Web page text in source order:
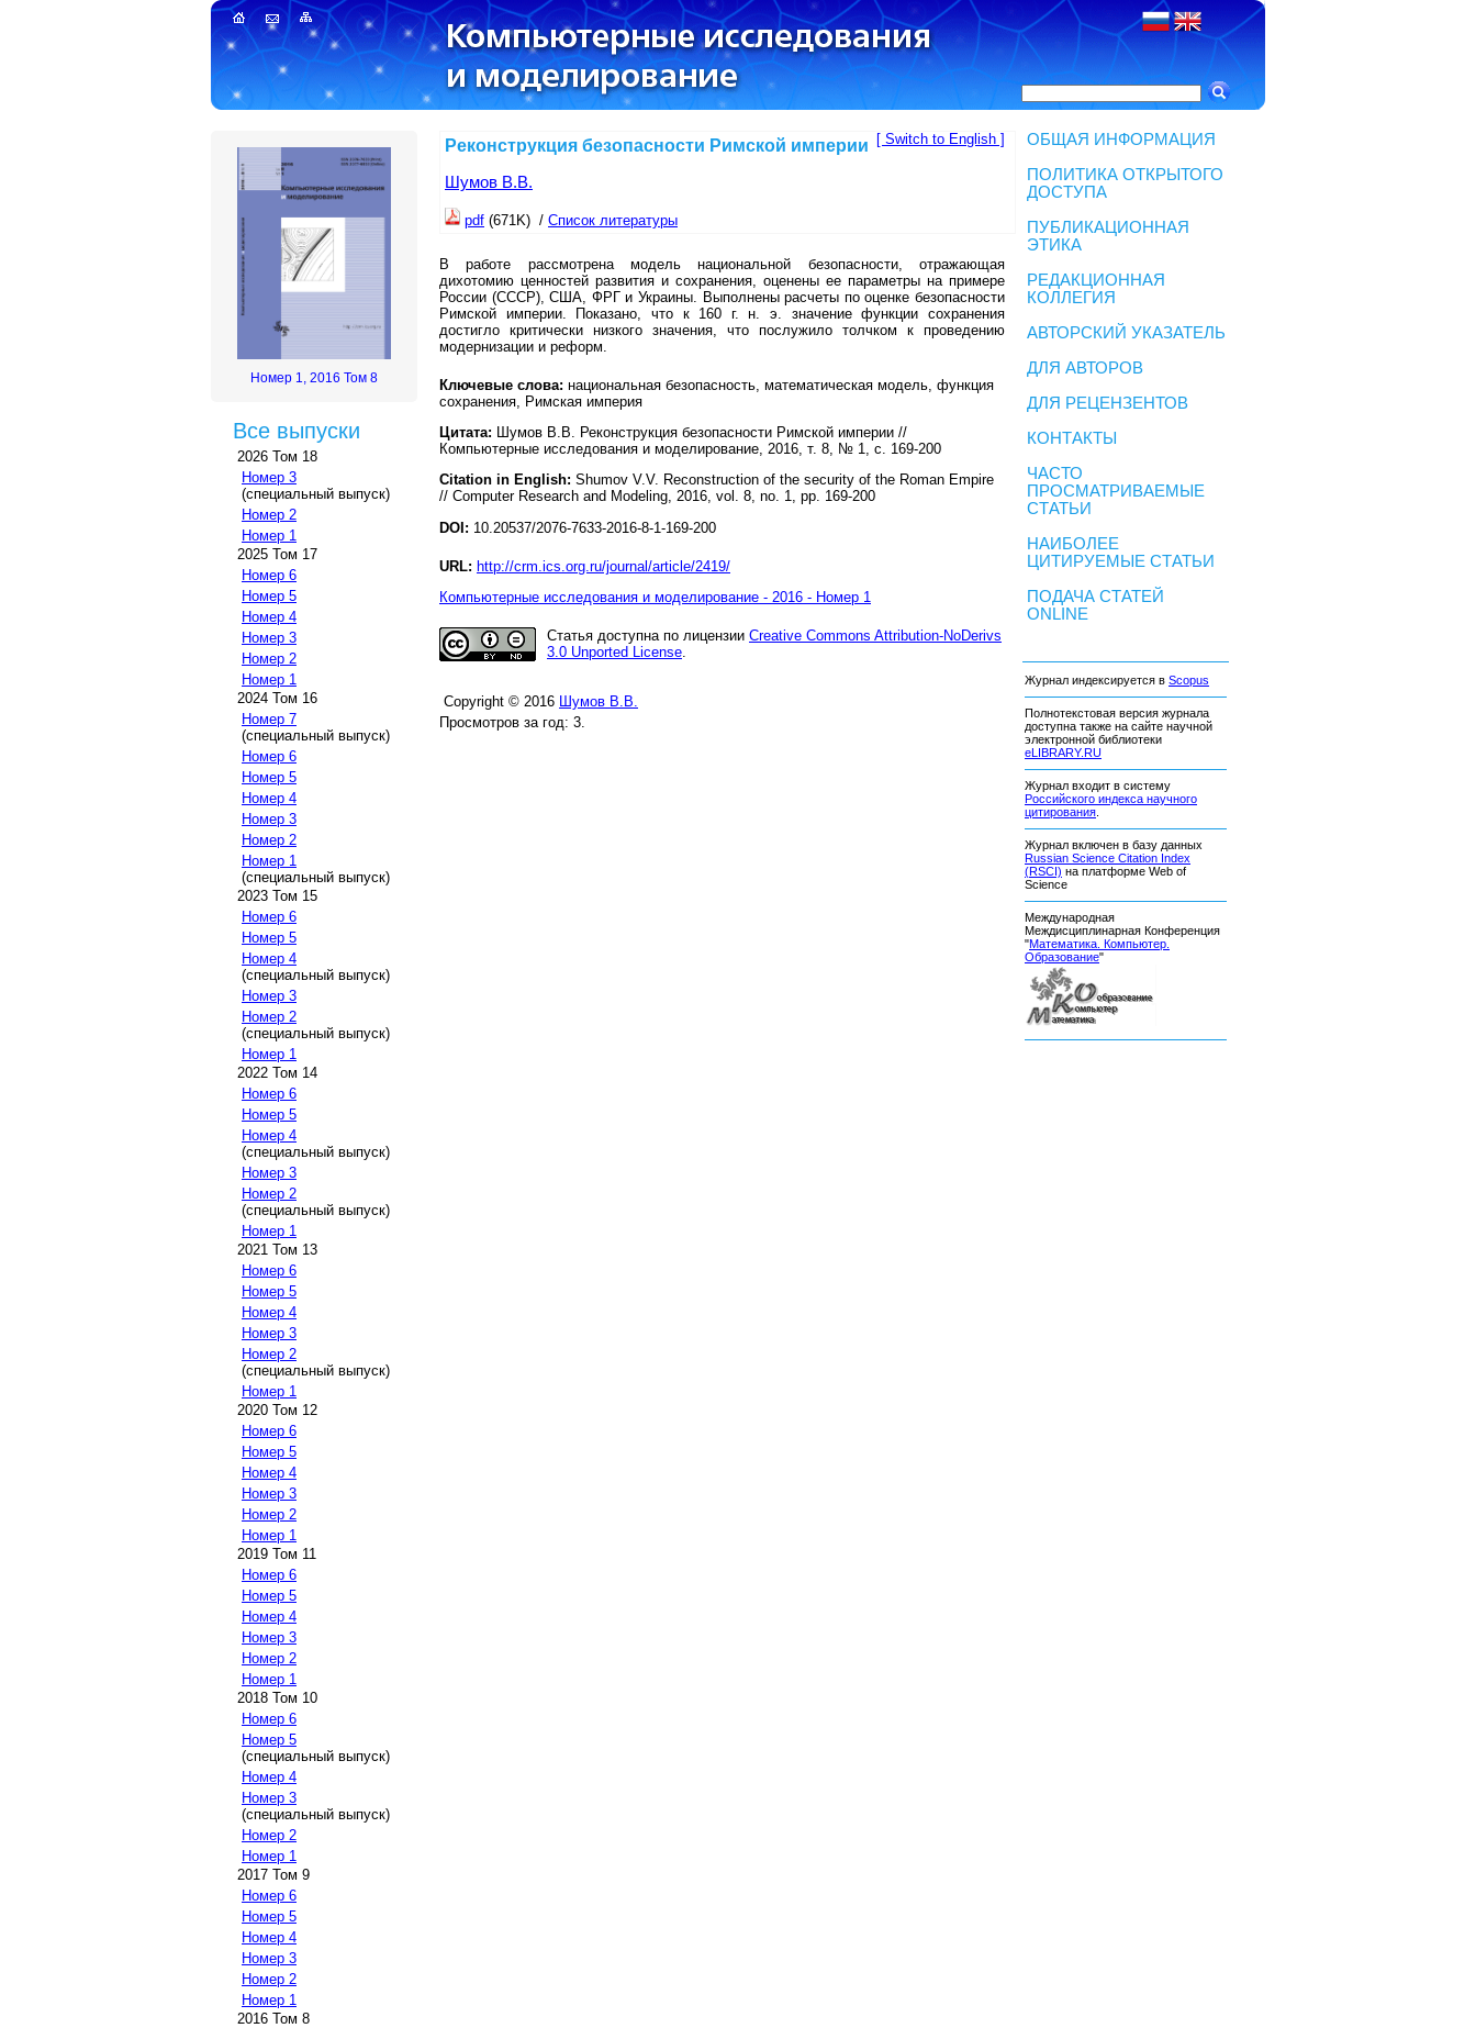
Номер 1, 2016 Том 8
Все выпуски
2026 Том 18
Номер 3
(специальный выпуск)
Номер 2
Номер 1
2025 Том 17
Номер 6
Номер 5
Номер 4
Номер 3
Номер 2
Номер 1
2024 Том 16
Номер 7
(специальный выпуск)
Номер 6
Номер 5
Номер 4
Номер 3
Номер 2
Номер 1
(специальный выпуск)
2023 Том 15
Номер 6
Номер 5
Номер 4
(специальный выпуск)
Номер 3
Номер 2
(специальный выпуск)
Номер 1
2022 Том 14
Номер 6
Номер 5
Номер 4
(специальный выпуск)
Номер 3
Номер 2
(специальный выпуск)
Номер 1
2021 Том 13
Номер 6
Номер 5
Номер 4
Номер 3
Номер 2
(специальный выпуск)
Номер 1
2020 Том 12
Номер 6
Номер 5
Номер 4
Номер 3
Номер 2
Номер 1
2019 Том 11
Номер 6
Номер 5
Номер 4
Номер 3
Номер 2
Номер 1
2018 Том 10
Номер 6
Номер 5
(специальный выпуск)
Номер 4
Номер 3
(специальный выпуск)
Номер 2
Номер 1
2017 Том 9
Номер 6
Номер 5
Номер 4
Номер 3
Номер 2
Номер 1
2016 Том 8
[ Switch to English ]
Реконструкция безопасности Римской империи
Шумов В.В.
pdf (671K) / Список литературы
В работе рассмотрена модель национальной безопасности, отражающая
дихотомию ценностей развития и сохранения, оценены ее параметры на примере
России (СССР), США, ФРГ и Украины. Выполнены расчеты по оценке безопасности
Римской империи. Показано, что к 160 г. н. э. значение функции сохранения
достигло критически низкого значения, что послужило толчком к проведению
модернизации и реформ.
Ключевые слова: национальная безопасность, математическая модель, функция
сохранения, Римская империя
Цитата: Шумов В.В. Реконструкция безопасности Римской империи //
Компьютерные исследования и моделирование, 2016, т. 8, № 1, с. 169-200
Citation in English: Shumov V.V. Reconstruction of the security of the Roman Empire
// Computer Research and Modeling, 2016, vol. 8, no. 1, pp. 169-200
DOI: 10.20537/2076-7633-2016-8-1-169-200
URL: http://crm.ics.org.ru/journal/article/2419/
Компьютерные исследования и моделирование - 2016 - Номер 1
Статья доступна по лицензии Creative Commons Attribution-NoDerivs
3.0 Unported License
Copyright © 2016
Шумов В.В.
Просмотров за год: 3.
ОБЩАЯ ИНФОРМАЦИЯ
ПОЛИТИКА ОТКРЫТОГО
ДОСТУПА
ПУБЛИКАЦИОННАЯ
ЭТИКА
РЕДАКЦИОННАЯ
КОЛЛЕГИЯ
АВТОРСКИЙ УКАЗАТЕЛЬ
ДЛЯ АВТОРОВ
ДЛЯ РЕЦЕНЗЕНТОВ
КОНТАКТЫ
ЧАСТО
ПРОСМАТРИВАЕМЫЕ
СТАТЬИ
НАИБОЛЕЕ
ЦИТИРУЕМЫЕ СТАТЬИ
ПОДАЧА СТАТЕЙ
ONLINE
Журнал индексируется в Scopus
Полнотекстовая версия журнала
доступна также на сайте научной
электронной библиотеки
eLIBRARY.RU
Журнал входит в систему
Российского индекса научного
цитирования
Журнал включен в базу данных
Russian Science Citation Index
(RSCI) на платформе Web of
Science
Международная
Междисциплинарная Конференция
"Математика. Компьютер.
Образование"